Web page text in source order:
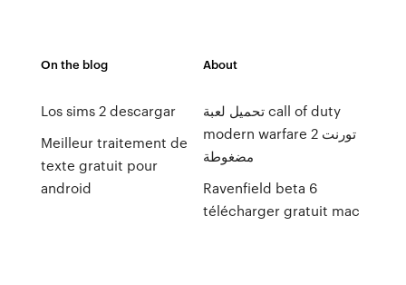
On the blog
Los sims 2 descargar
Meilleur traitement de
texte gratuit pour
android
About
تحميل لعبة call of duty
modern warfare 2 تورنت
مضغوطة
Ravenfield beta 6
télécharger gratuit mac